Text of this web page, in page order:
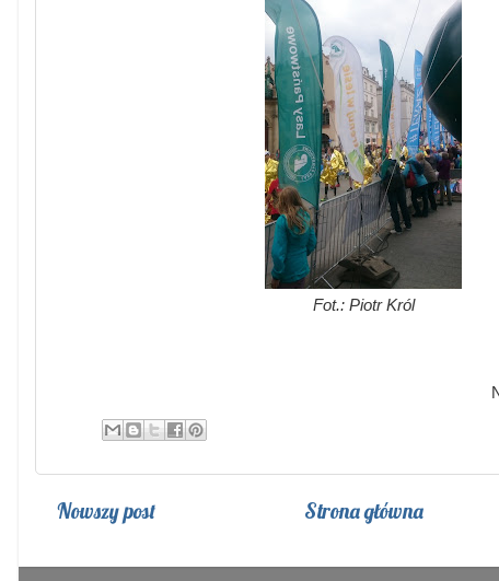
Fot.: Piotr Król
Nowszy post Strona główna